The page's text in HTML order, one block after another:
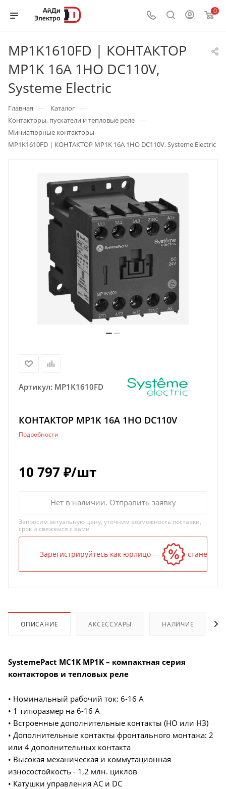
0
MP1K1610FD | КОНТАКТОР
MP1K 16A 1НО DC110V,
Systeme Electric
Главная — Каталог —
Контакторы, пускатели и тепловые реле —
Миниатюрные контакторы —
MP1K1610FD | КОНТАКТОР MP1K 16A 1НО DC110V, Systeme Electric
Артикул: MP1K1610FD
КОНТАКТОР MP1K 16A 1НО DC110V
Подробности
10 797 ₽/шт
Нет в наличии. Отправить заявку
Запросим актуальную цену, уточним возможность поставки,
срок и свяжемся с вами
Зарегистрируйтесь как юрлицо — и цена станет
ОПИСАНИЕ АКСЕССУАРЫ НАЛИЧИЕ
SystemePact MC1K MP1K – компактная серия
контакторов и тепловых реле
• Номинальный рабочий ток: 6-16 А
• 1 типоразмер на 6-16 А
• Встроенные дополнительные контакты (НО или НЗ)
• Дополнительные контакты фронтального монтажа: 2
или 4 дополнительных контакта
• Высокая механическая и коммутационная
износостойкость - 1,2 млн. циклов
• Катушки управления AC и DC